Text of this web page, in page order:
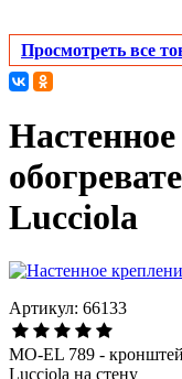
Просмотреть все
Lucciola
Артикул: 66133
MO-EL 789 -
Lucciola на стену